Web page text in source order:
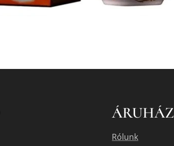
ÁRUHÁZ
Rólunk